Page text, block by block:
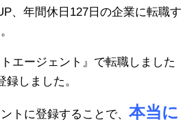
、年間休日127日の企業に転職す
エージェント』で転職しました
しました。
トに登録することで、 本当に